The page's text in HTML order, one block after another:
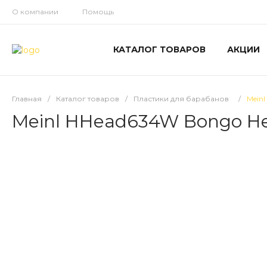
О компании Помощь
КАТАЛОГ ТОВАРОВ АКЦИИ
Главная / Каталог товаров / Пластики для барабанов / Meinl
Meinl HHead634W Bongo